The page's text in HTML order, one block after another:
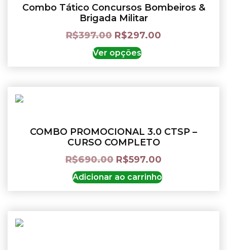
Combo Tático Concursos Bombeiros &
Brigada Militar
R$397.00 R$297.00
Ver opções
COMBO PROMOCIONAL 3.0 CTSP –
CURSO COMPLETO
R$690.00 R$597.00
Adicionar ao carrinho